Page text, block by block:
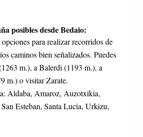
posibles desde Bedaio:
para realizar recorridos de
caminos bien señalizados. Puedes
m.), a Balerdi (1193 m.), a
m.) o visitar Zarate.
Aldaba, Amaroz, Auzotxikia,
Esteban, Santa Lucia, Urkizu,